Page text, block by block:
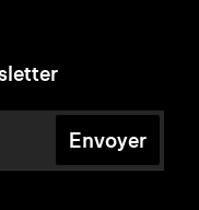
Envoyer